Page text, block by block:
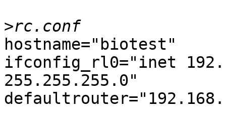
>
hostname="biotest"
ifconfig_rl0="inet
255.255.255.0"